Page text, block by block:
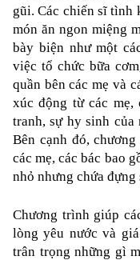
gũi. Các chiến sĩ tình
món ăn ngon miệng
bày biện như một
việc tổ chức bữa
quần bên các mẹ và
xúc động từ các mẹ,
tranh, sự hy sinh
Bên cạnh đó,
các mẹ, các bác bao
nhỏ nhưng chứa
Chương trình giúp
lòng yêu nước và
trân trọng những gì